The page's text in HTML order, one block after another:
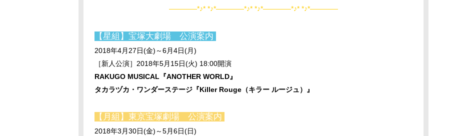
――――*♪* *♪*――――*♪* *♪*――――*♪* *♪*――――
【星組】宝塚大劇場 公演案内
2018年4月27日(金)～6月4日(月)
［新人公演］2018年5月15日(火) 18:00開演
RAKUGO MUSICAL『ANOTHER WORLD』
タカラヅカ・ワンダーステージ『Killer Rouge（キラー ルージュ）』
【月組】東京宝塚劇場 公演案内
2018年3月30日(金)～5月6日(日)